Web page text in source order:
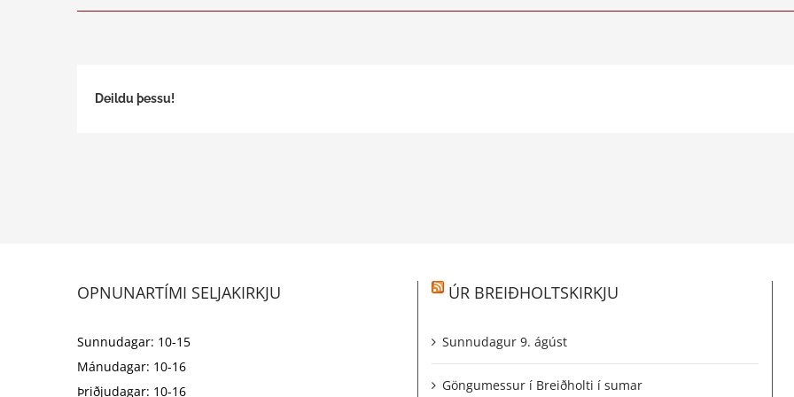
Deildu þessu!
OPNUNARTÍMI SELJAKIRKJU
Sunnudagar: 10-15
Mánudagar: 10-16
Þriðjudagar: 10-16
ÚR BREIÐHOLTSKIRKJU
Sunnudagur 9. ágúst
Göngumessur í Breiðholti í sumar